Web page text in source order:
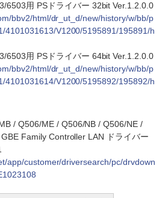
6503用 PSドライバー 32bit Ver.1.2.0.0
bbv2/html/dr_ut_d/new/history/w/bb/p
4101031613/V1200/5195891/195891/h
6503用 PSドライバー 64bit Ver.1.2.0.0
bbv2/html/dr_ut_d/new/history/w/bb/p
4101031614/V1200/5195892/195892/h
/ Q506/ME / Q506/NB / Q506/NE /
Family Controller LAN ドライバー
app/customer/driversearch/pc/drvdown